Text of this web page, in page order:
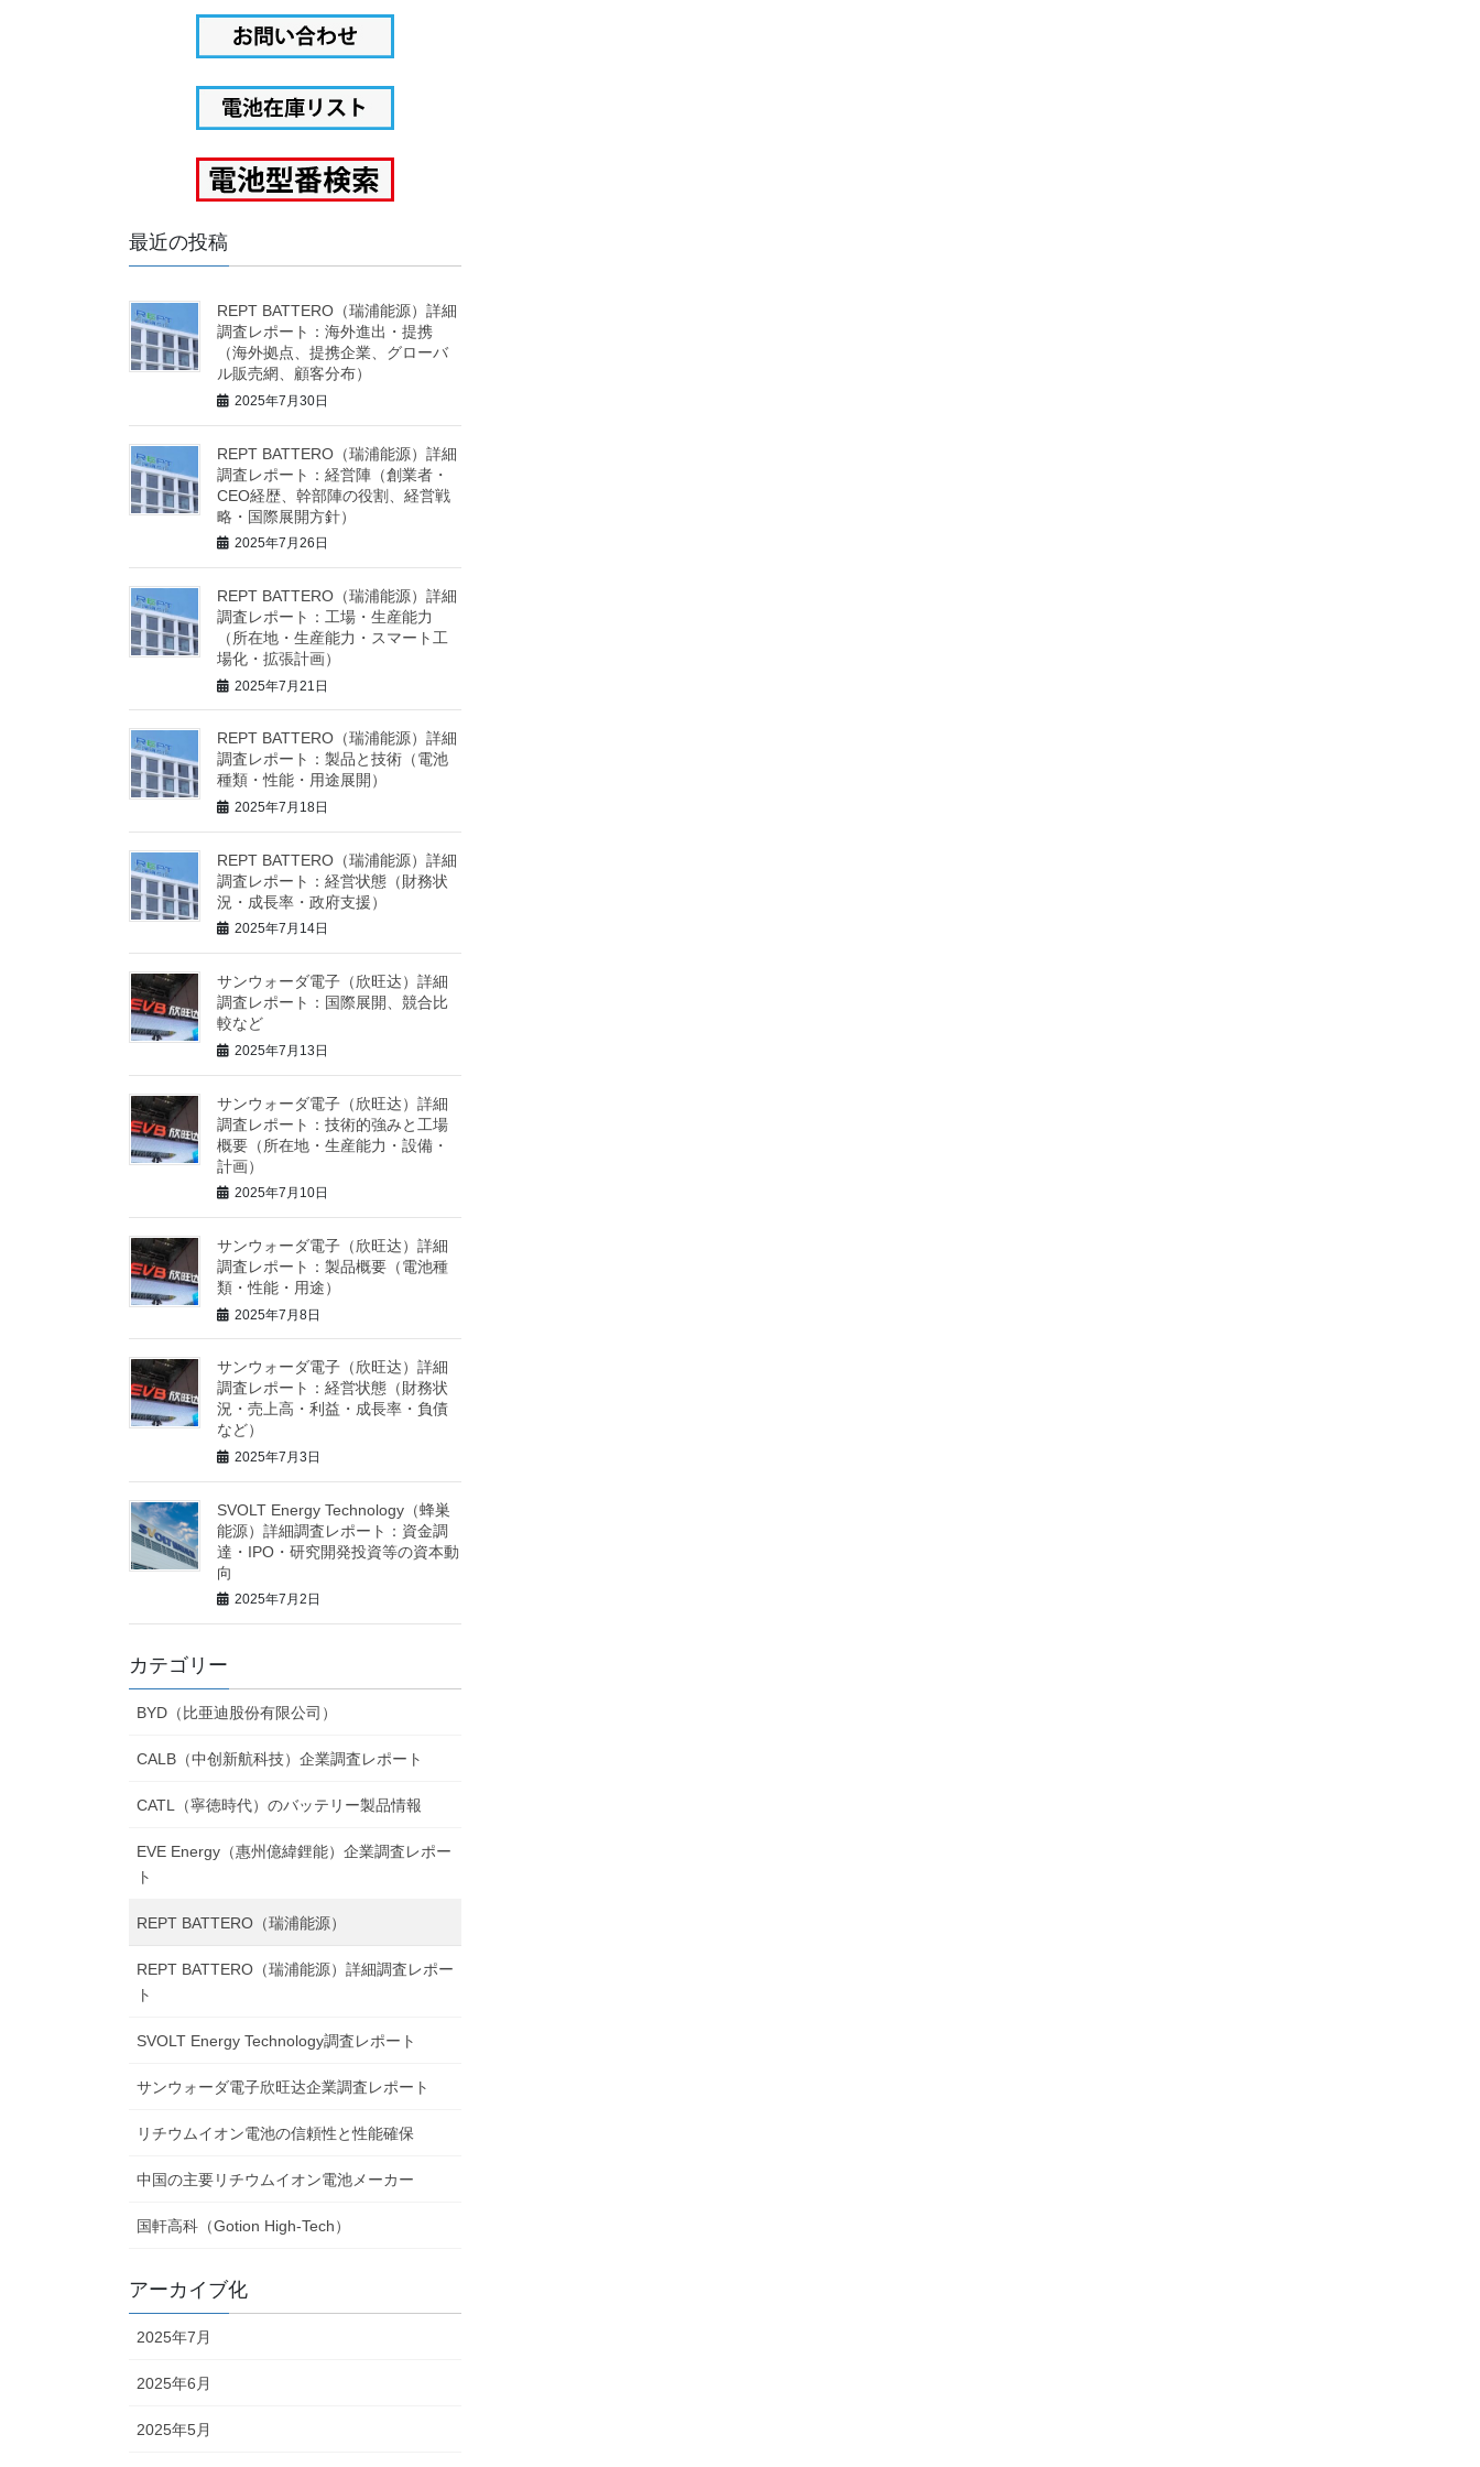
最近の投稿
REPT BATTERO（瑞浦能源）詳細
調査レポート：海外進出・提携
（海外拠点、提携企業、グローバ
ル販売網、顧客分布）
2025年7月30日
REPT BATTERO（瑞浦能源）詳細
調査レポート：経営陣（創業者・
CEO経歴、幹部陣の役割、経営戦
略・国際展開方針）
2025年7月26日
REPT BATTERO（瑞浦能源）詳細
調査レポート：工場・生産能力
（所在地・生産能力・スマート工
場化・拡張計画）
2025年7月21日
REPT BATTERO（瑞浦能源）詳細
調査レポート：製品と技術（電池
種類・性能・用途展開）
2025年7月18日
REPT BATTERO（瑞浦能源）詳細
調査レポート：経営状態（財務状
況・成長率・政府支援）
2025年7月14日
サンウォーダ電子（欣旺达）詳細
調査レポート：国際展開、競合比
較など
2025年7月13日
サンウォーダ電子（欣旺达）詳細
調査レポート：技術的強みと工場
概要（所在地・生産能力・設備・
計画）
2025年7月10日
サンウォーダ電子（欣旺达）詳細
調査レポート：製品概要（電池種
類・性能・用途）
2025年7月8日
サンウォーダ電子（欣旺达）詳細
調査レポート：経営状態（財務状
況・売上高・利益・成長率・負債
など）
2025年7月3日
SVOLT Energy Technology（蜂巣
能源）詳細調査レポート：資金調
達・IPO・研究開発投資等の資本動
向
2025年7月2日
カテゴリー
BYD（比亜迪股份有限公司）
CALB（中创新航科技）企業調査レポート
CATL（寧徳時代）のバッテリー製品情報
EVE Energy（惠州億緯鋰能）企業調査レポー
ト
REPT BATTERO（瑞浦能源）
REPT BATTERO（瑞浦能源）詳細調査レポー
ト
SVOLT Energy Technology調査レポート
サンウォーダ電子欣旺达企業調査レポート
リチウムイオン電池の信頼性と性能確保
中国の主要リチウムイオン電池メーカー
国軒高科（Gotion High-Tech）
アーカイブ化
2025年7月
2025年6月
2025年5月